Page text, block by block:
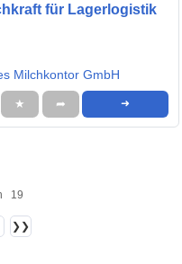
für Lagerlogistik
Milchkontor GmbH
★ ➦ ➜
19
❯❯